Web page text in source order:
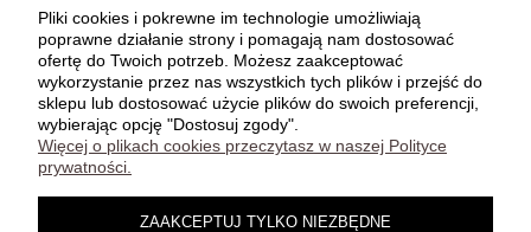
DO KOSZYKA
Pliki cookies i pokrewne im technologie umożliwiają
poprawne działanie strony i pomagają nam dostosować
ofertę do Twoich potrzeb. Możesz zaakceptować
wykorzystanie przez nas wszystkich tych plików i przejść do
sklepu lub dostosować użycie plików do swoich preferencji,
wybierając opcję "Dostosuj zgody".
Więcej o plikach cookies przeczytasz w naszej Polityce
prywatności.
ZAAKCEPTUJ TYLKO NIEZBĘDNE